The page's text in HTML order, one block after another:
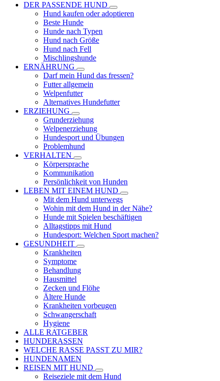
DER PASSENDE HUND
Hund kaufen oder adoptieren
Beste Hunde
Hunde nach Typen
Hund nach Größe
Hund nach Fell
Mischlingshunde
ERNÄHRUNG
Darf mein Hund das fressen?
Futter allgemein
Welpenfutter
Alternatives Hundefutter
ERZIEHUNG
Grunderziehung
Welpenerziehung
Hundesport und Übungen
Problemhund
VERHALTEN
Körpersprache
Kommunikation
Persönlichkeit von Hunden
LEBEN MIT EINEM HUND
Mit dem Hund unterwegs
Wohin mit dem Hund in der Nähe?
Hunde mit Spielen beschäftigen
Alltagstipps mit Hund
Hundesport: Welchen Sport machen?
GESUNDHEIT
Krankheiten
Symptome
Behandlung
Hausmittel
Zecken und Flöhe
Ältere Hunde
Krankheiten vorbeugen
Schwangerschaft
Hygiene
ALLE RATGEBER
HUNDERASSEN
WELCHE RASSE PASST ZU MIR?
HUNDENAMEN
REISEN MIT HUND
Reiseziele mit dem Hund